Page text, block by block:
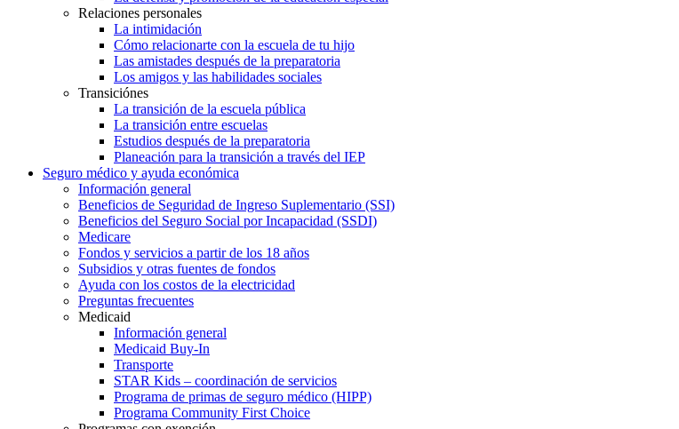
Relaciones personales
La intimidación
Cómo relacionarte con la escuela de tu hijo
Las amistades después de la preparatoria
Los amigos y las habilidades sociales
Transiciónes
La transición de la escuela pública
La transición entre escuelas
Estudios después de la preparatoria
Planeación para la transición a través del IEP
Seguro médico y ayuda económica
Información general
Beneficios de Seguridad de Ingreso Suplementario (SSI)
Beneficios del Seguro Social por Incapacidad (SSDI)
Medicare
Fondos y servicios a partir de los 18 años
Subsidios y otras fuentes de fondos
Ayuda con los costos de la electricidad
Preguntas frecuentes
Medicaid
Información general
Medicaid Buy-In
Transporte
STAR Kids – coordinación de servicios
Programa de primas de seguro médico (HIPP)
Programa Community First Choice